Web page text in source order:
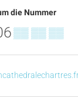
die Nummer
▒▒ ▒▒ ▒▒